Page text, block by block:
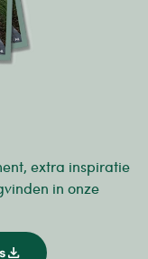
extra inspiratie
in onze
download